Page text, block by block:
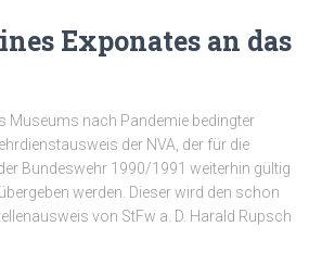
Exponates an das
Museums nach Pandemie bedingter
der NVA, der für die
Bundeswehr 1990/1991 weiterhin gültig
werden. Dieser wird den schon
von StFw a. D. Harald Rupsch